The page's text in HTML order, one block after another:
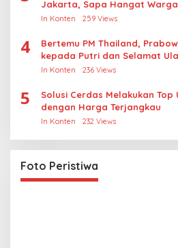
Jakarta, Sapa Hangat Warga
In Konten 259 Views
4
Bertemu PM Thailand,
kepada Putri dan Selamat
Thailand
In Konten 236 Views
5
Solusi Cerdas Melakukan Top
dengan Harga Terjangkau
In Konten 232 Views
Foto Peristiwa